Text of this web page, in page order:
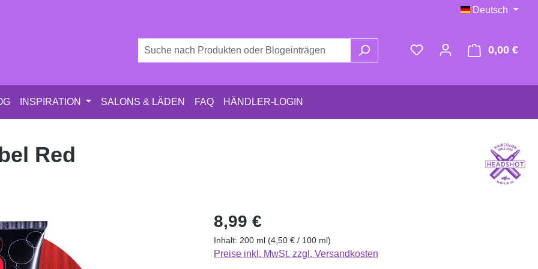
Deutsch
0,00 €
INSPIRATION SALONS & LÄDEN FAQ HÄNDLER-LOGIN
Red
Regulärer Preis:
8,99 €
Inhalt: 200 ml (4,50 € / 100 ml)
Preise inkl. MwSt. zzgl. Versandkosten